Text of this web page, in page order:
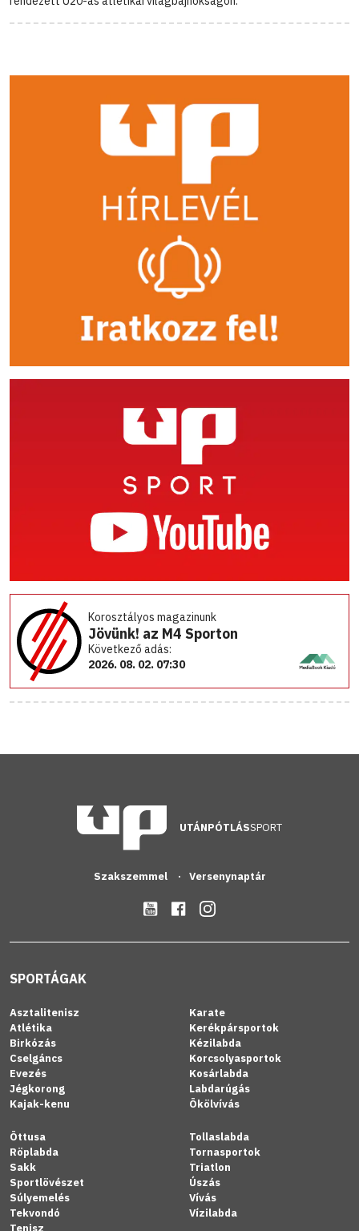
Korosztályos magazinunk
Jövünk! az M4 Sporton
Következő adás:
2026. 08. 02. 07:30
UTÁNPÓTLÁSSPORT
Szakszemmel Versenynaptár
SPORTÁGAK
Asztalitenisz
Atlétika
Birkózás
Cselgáncs
Evezés
Jégkorong
Kajak-kenu
Karate
Kerékpársportok
Kézilabda
Korcsolyasportok
Kosárlabda
Labdarúgás
Ökölvívás
Öttusa
Röplabda
Sakk
Sportlövészet
Súlyemelés
Tekvondó
Tenisz
Tollaslabda
Tornasportok
Triatlon
Úszás
Vívás
Vízilabda